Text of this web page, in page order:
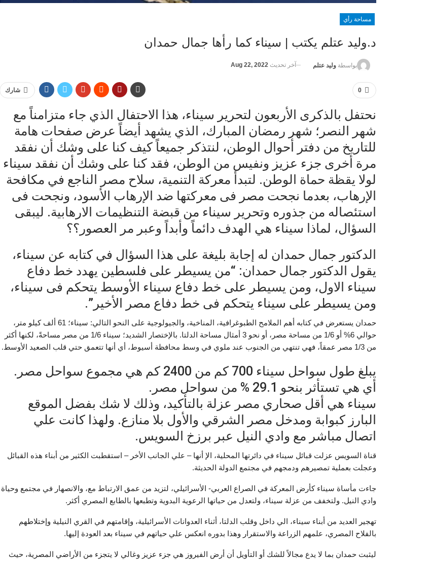
مساحة رأي
د.وليد عتلم يكتب | سيناء كما رأها جمال حمدان
بواسطة وليد عتلم آخر تحديث Aug 22, 2022
0 شارك
نحتفل بالذكرى الأربعون لتحرير سيناء، هذا الاحتفال الذي جاء متزامناً مع
شهر النصر؛ شهر رمضان المبارك، الذي يشهد أيضاً عرض صفحات هامة
للتاريخ من دفتر أحوال الوطن، لنتذكر جميعاً كيف كنا على وشك أن نفقد
مرة أخرى جزء عزيز ونفيس من الوطن، فقد كنا على وشك أن نفقد سيناء
لولا يقظة حماة الوطن. لتبدأ معركة التنمية، سلاح مصر الناجع في مكافحة
الإرهاب، بعدما نجحت مصر فى معركتها ضد الإرهاب الأسود، ونجحت فى
استئصاله من جذوره وتحرير سيناء من قبضة التنظيمات الارهابية. ليبقى
السؤال، لماذا سيناء هي الهدف دائماً وأبداً وعبر مر العصور؟؟
الدكتور جمال حمدان له إجابة بليغة على هذا السؤال في كتابه عن سيناء،
يقول الدكتور جمال حمدان: “من يسيطر على فلسطين يهدد خط دفاع
سيناء الاول، ومن يسيطر على خط دفاع سيناء الأوسط يتحكم فى سيناء،
ومن يسيطر على سيناء يتحكم فى خط دفاع مصر الأخير”.
حمدان يستعرض في كتابه أهم الملامح الطبوغرافية، المناخية، والجيولوجية على النحو التالي: سيناء؛ 61 ألف كيلو متر،
حوالي 6% أو 1/6 من مساحة مصر، أو نحو 3 أمثال مساحة الدلتا. بالإختصار الشديد؛ سيناء 1/6 من مصر مساحةً، لكنها أكثر
من 1/3 مصر عمقاً، فهي تنتهي من الجنوب عند ملوي في وسط محافظة أسيوط، أي أنها تتعمق حتي قلب الصعيد الأوسط.
يبلغ طول سواحل سيناء 700 كم من 2400 كم هي مجموع سواحل مصر.
أي هي تستأثر بنحو 29.1 % من سواحل مصر.
سيناء هي أقل صحاري مصر عزلة بالتأكيد، وذلك لا شك بفضل الموقع
البارز كبوابة ومدخل مصر الشرقي والأول بلا منازع. ولهذا كانت علي
اتصال مباشر مع وادي النيل عبر برزخ السويس.
قناة السويس عزلت قبائل سيناء في دائرتها المحلية، الإ أنها – علي الجانب الأخر – استقطبت الكثير من أبناء هذه القبائل
وعجلت بعملية تمصيرهم ودمجهم في مجتمع الدولة الحديثة.
جاءت مأساة سيناء كأرض المعركة في الصراع العربي- الأسرائيلي، لتزيد من عمق الارتباط مع، والانصهار في مجتمع وحياة
وادي النيل. ولتخفف من عزلة سيناء، ولتعدل من حياتها الرعوية البدوية وتطبعها بالطابع المصري أكثر.
تهجير العديد من أبناء سيناء، الي داخل وقلب الدلتا، أثناء العدوانات الأسرائيلية، وإقامتهم في القري النيلية وإختلاطهم
بالفلاح المصري، علمهم الزراعة والاستقرار وهذا بدوره انعكس علي حياتهم في سيناء بعد العودة إليها.
ليثبت حمدان بما لا يدع مجالاً للشك أو التأويل أن أرض الفيروز هي جزء عزيز وغالي لا يتجزء من الأراضي المصرية، حيث